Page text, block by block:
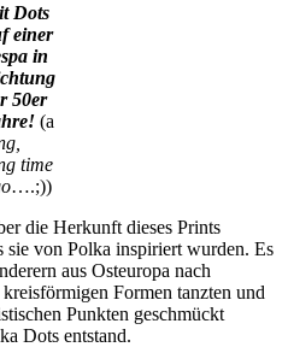
Dots
einer
in
50er
(a
time
….;))
die Herkunft dieses Prints
sie von Polka inspiriert wurden. Es
aus Osteuropa nach
Formen tanzten und
Punkten geschmückt
Dots entstand.